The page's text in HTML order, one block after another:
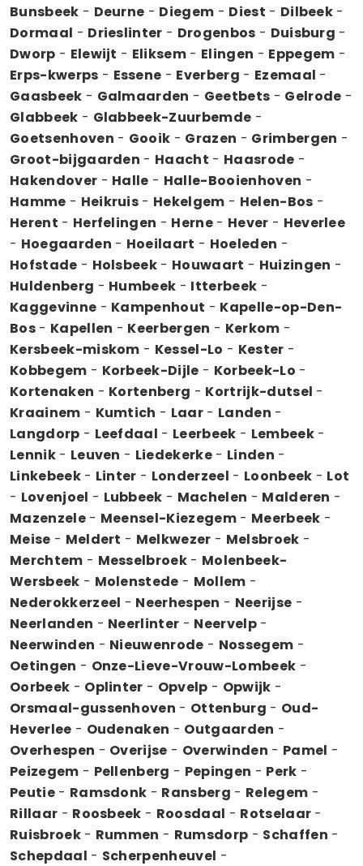
Bunsbeek - Deurne - Diegem - Diest - Dilbeek -
Dormaal - Drieslinter - Drogenbos - Duisburg -
Dworp - Elewijt - Eliksem - Elingen - Eppegem -
Erps-kwerps - Essene - Everberg - Ezemaal -
Gaasbeek - Galmaarden - Geetbets - Gelrode -
Glabbeek - Glabbeek-Zuurbemde -
Goetsenhoven - Gooik - Grazen - Grimbergen -
Groot-bijgaarden - Haacht - Haasrode -
Hakendover - Halle - Halle-Booienhoven -
Hamme - Heikruis - Hekelgem - Helen-Bos -
Herent - Herfelingen - Herne - Hever - Heverlee
- Hoegaarden - Hoeilaart - Hoeleden -
Hofstade - Holsbeek - Houwaart - Huizingen -
Huldenberg - Humbeek - Itterbeek -
Kaggevinne - Kampenhout - Kapelle-op-Den-
Bos- Kapellen - Keerbergen - Kerkom -
Kersbeek-miskom - Kessel-Lo - Kester -
Kobbegem - Korbeek-Dijle - Korbeek-Lo -
Kortenaken - Kortenberg - Kortrijk-dutsel -
Kraainem - Kumtich - Laar - Landen -
Langdorp - Leefdaal - Leerbeek - Lembeek-
Lennik- Leuven - Liedekerke- Linden -
Linkebeek- Linter - Londerzeel - Loonbeek - Lot
- Lovenjoel - Lubbeek - Machelen - Malderen -
Mazenzele- Meensel-Kiezegem- Meerbeek -
Meise - Meldert - Melkwezer - Melsbroek -
Merchtem - Messelbroek - Molenbeek-
Wersbeek - Molenstede - Mollem -
Nederokkerzeel - Neerhespen - Neerijse -
Neerlanden - Neerlinter - Neervelp-
Neerwinden - Nieuwenrode - Nossegem -
Oetingen - Onze-Lieve-Vrouw-Lombeek -
Oorbeek - Oplinter - Opvelp - Opwijk -
Orsmaal-gussenhoven - Ottenburg - Oud-
Heverlee - Oudenaken - Outgaarden -
Overhespen - Overijse - Overwinden - Pamel -
Peizegem - Pellenberg - Pepingen - Perk -
Peutie- Ramsdonk - Ransberg - Relegem -
Rillaar - Roosbeek - Roosdaal - Rotselaar -
Ruisbroek- Rummen - Rumsdorp - Schaffen -
Schepdaal - Scherpenheuvel -